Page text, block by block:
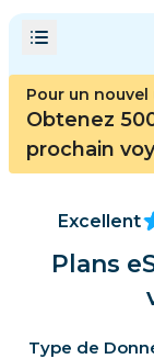
Pour un nouvel
Obtenez
prochain
Excellent
Plans
Type de